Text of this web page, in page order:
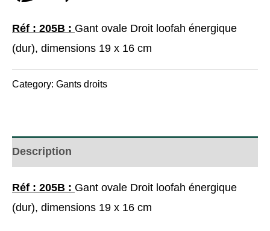
Réf : 205B : Gant ovale Droit loofah énergique
(dur), dimensions 19 x 16 cm
Category: Gants droits
Description
Réf : 205B : Gant ovale Droit loofah énergique
(dur), dimensions 19 x 16 cm